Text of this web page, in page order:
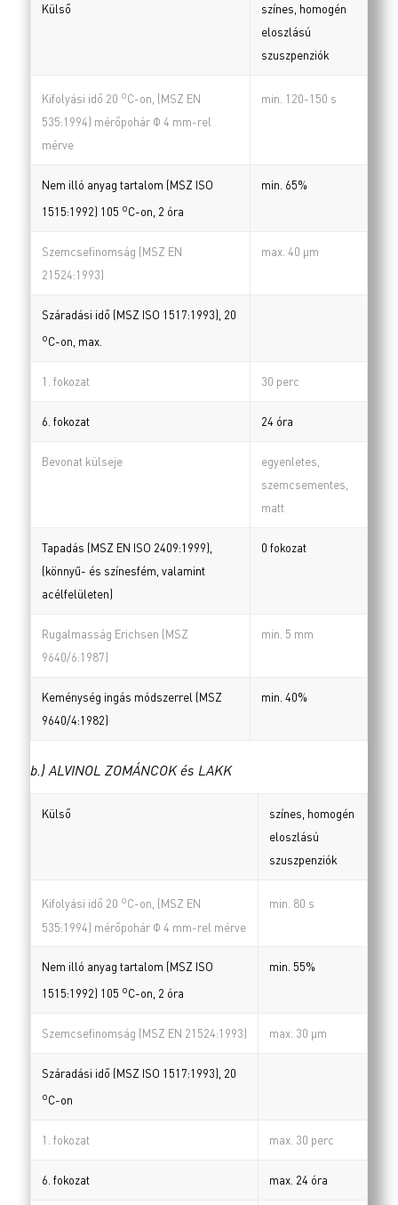
Külső
színes, homogén
eloszlású
szuszpenziók
Kifolyási idő 20 oC-on, (MSZ EN
535:1994) mérőpohár Φ 4 mm-rel
mérve
min. 120-150 s
Nem illó anyag tartalom (MSZ ISO
1515:1992) 105 oC-on, 2 óra
min. 65%
Szemcsefinomság (MSZ EN
21524:1993)
max. 40 µm
Száradási idő (MSZ ISO 1517:1993), 20
oC-on, max.
1. fokozat 30 perc
6. fokozat 24 óra
Bevonat külseje
egyenletes,
szemcsementes,
matt
Tapadás (MSZ EN ISO 2409:1999),
(könnyű- és színesfém, valamint
acélfelületen)
0 fokozat
Rugalmasság Erichsen (MSZ
9640/6:1987)
min. 5 mm
Keménység ingás módszerrel (MSZ
9640/4:1982)
min. 40%
b.) ALVINOL ZOMÁNCOK és LAKK
Külső
színes, homogén
eloszlású
szuszpenziók
Kifolyási idő 20 oC-on, (MSZ EN
535:1994) mérőpohár Φ 4 mm-rel mérve
min. 80 s
Nem illó anyag tartalom (MSZ ISO
1515:1992) 105 oC-on, 2 óra
min. 55%
Szemcsefinomság (MSZ EN 21524:1993) max. 30 µm
Száradási idő (MSZ ISO 1517:1993), 20
oC-on
1. fokozat max. 30 perc
6. fokozat max. 24 óra